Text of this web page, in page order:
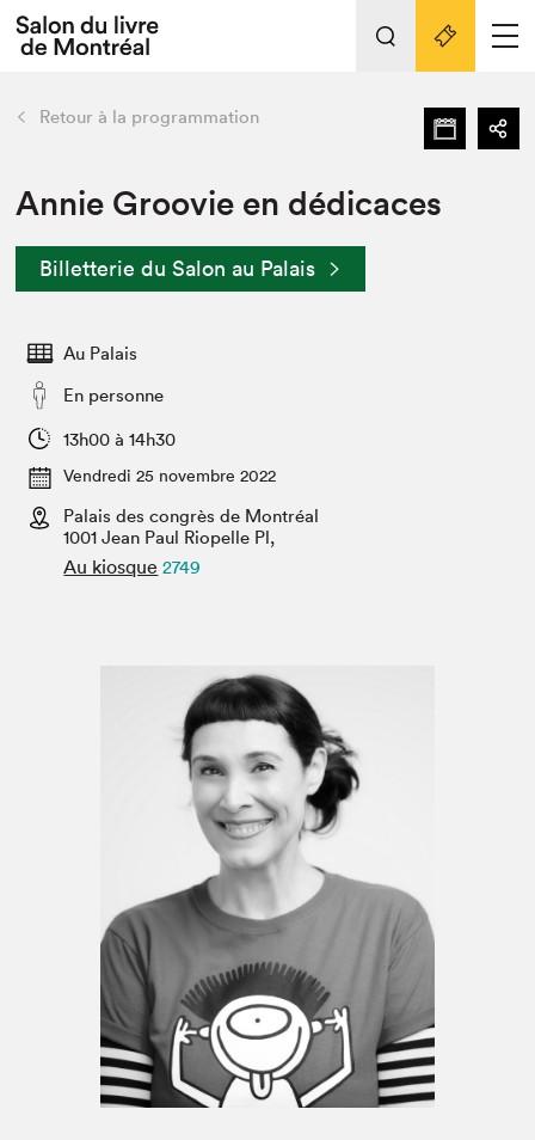
Espace exposant⋅e⋅s
Espace enseignant·e·s
Espace médias
L'événement
Préparer sa visite au Salon
Actualités
SLM PRO
retour Nos activités
Préparer sa visite
Salon dans la ville et en ligne
Projets partenaires
Liens pratiques
Retour à la programmation
Annie Groovie en dédicaces
Billetterie du Salon au Palais
Au Palais
En personne
13h00 à 14h30
Vendredi 25 novembre 2022
Palais des congrès de Montréal
1001 Jean Paul Riopelle Pl,
Au kiosque 2749